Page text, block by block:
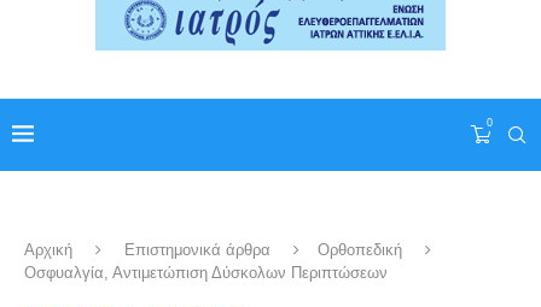
0
Αρχική Επιστημονικά άρθρα
Ορθοπεδική
Οσφυαλγία, Αντιμετώπιση Δύσκολων Περιπτώσεων